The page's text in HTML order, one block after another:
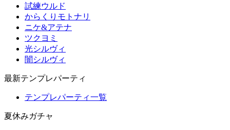
試練ウルド
からくりモトナリ
ニケ&アテナ
ツクヨミ
光シルヴィ
闇シルヴィ
最新テンプレパーティ
テンプレパーティ一覧
夏休みガチャ